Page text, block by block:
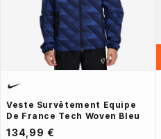
Veste Survêtement Equipe
De France Tech Woven Bleu
134,99 €